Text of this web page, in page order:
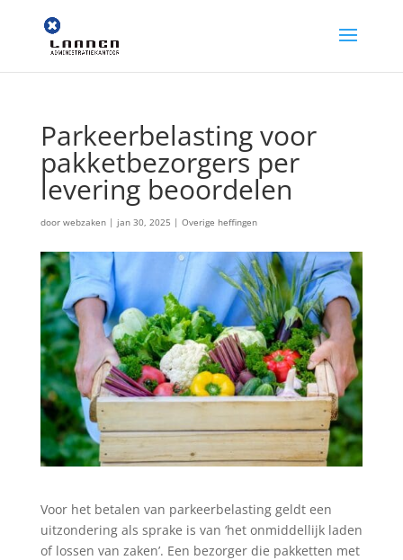
Parkeerbelasting voor
pakketbezorgers per
levering beoordelen
door webzaken| jan 30, 2025 | Overige heffingen
Voor het betalen van parkeerbelasting geldt een
uitzondering als sprake is van ‘het onmiddellijk laden
of lossen van zaken’. Een bezorger die pakketten met